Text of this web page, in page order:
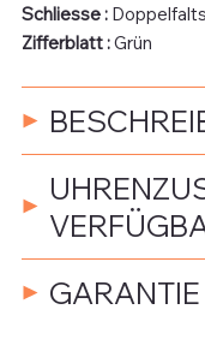
Schliesse :
Zifferblatt :Grün